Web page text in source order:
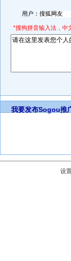
用户：
*搜狗拼音输入法，中
我要发布Sogou推
设